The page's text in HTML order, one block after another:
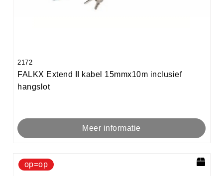
2172
FALKX Extend II kabel 15mmx10m inclusief
hangslot
Meer informatie
op=op